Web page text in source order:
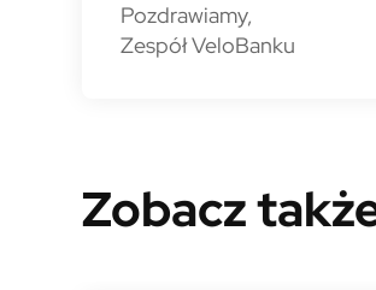
Pozdrawiamy,
Zespół VeloBanku
Zobacz